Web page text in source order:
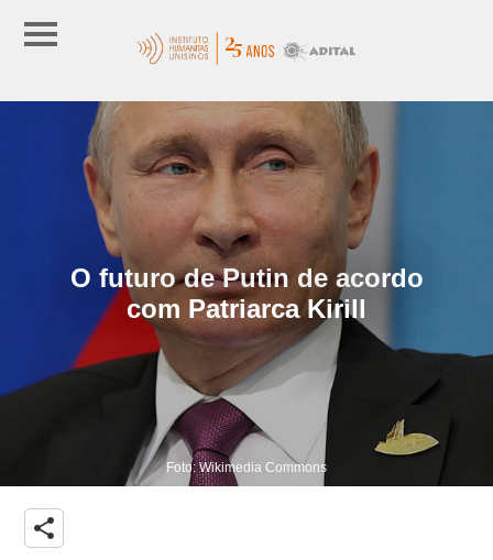
O futuro de Putin de acordo
com Patriarca Kirill
Foto: Wikimedia Commons
share